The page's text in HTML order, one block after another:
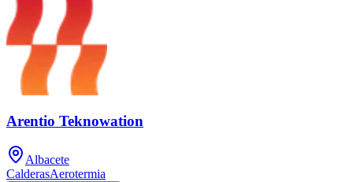
Arentio Teknowation
Albacete
CalderasAerotermia